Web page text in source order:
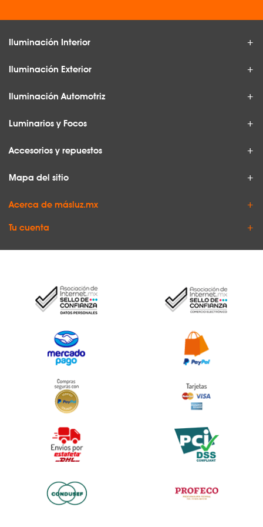
Iluminación Interior
Iluminación Exterior
Iluminación Automotriz
Luminarios y Focos
Accesorios y repuestos
Mapa del sitio
Acerca de másluz.mx
Tu cuenta